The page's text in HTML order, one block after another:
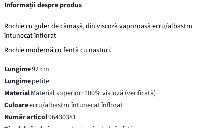
Informații despre produs
Rochie cu guler de cămașă, din viscoză vaporoasă ecru/albastru
întunecat înflorat
Rochie modernă cu fentă cu nasturi.
Lungime92 cm
Lungimepetite
MaterialMaterial superior: 100% vîscoză (verificată)
Culoareecru/albastru întunecat înflorat
Număr articol96430381